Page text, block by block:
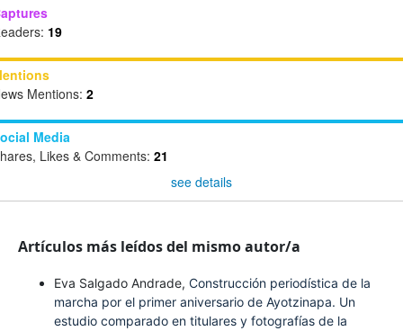
19
Mentions: 2
Media
Likes & Comments: 21
see details
Artículos más leídos del mismo autor/a
Eva Salgado Andrade, Construcción periodística de la
marcha por el primer aniversario de Ayotzinapa. Un
estudio comparado en titulares y fotografías de la